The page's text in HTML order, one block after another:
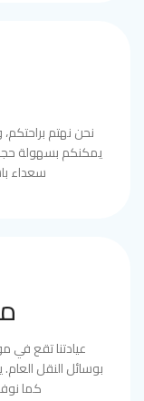
نحن نهتم
يمكنكم بسهولة
سعداء
عيادتنا تقع في
بوسائل النقل
كما